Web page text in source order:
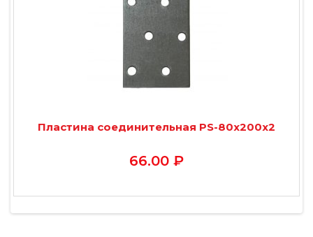
Пластина соединительная PS-80х200х2
66.00 ₽